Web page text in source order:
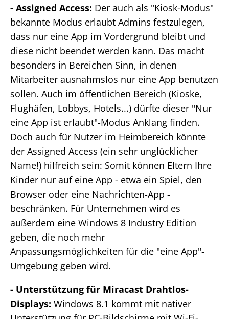
- Assigned Access: Der auch als "Kiosk-Modus"
bekannte Modus erlaubt Admins festzulegen,
dass nur eine App im Vordergrund bleibt und
diese nicht beendet werden kann. Das macht
besonders in Bereichen Sinn, in denen
Mitarbeiter ausnahmslos nur eine App benutzen
sollen. Auch im öffentlichen Bereich (Kioske,
Flughäfen, Lobbys, Hotels...) dürfte dieser "Nur
eine App ist erlaubt"-Modus Anklang finden.
Doch auch für Nutzer im Heimbereich könnte
der Assigned Access (ein sehr unglücklicher
Name!) hilfreich sein: Somit können Eltern Ihre
Kinder nur auf eine App - etwa ein Spiel, den
Browser oder eine Nachrichten-App -
beschränken. Für Unternehmen wird es
außerdem eine Windows 8 Industry Edition
geben, die noch mehr
Anpassungsmöglichkeiten für die "eine App"-
Umgebung geben wird.
- Unterstützung für Miracast Drahtlos-
Displays: Windows 8.1 kommt mit nativer